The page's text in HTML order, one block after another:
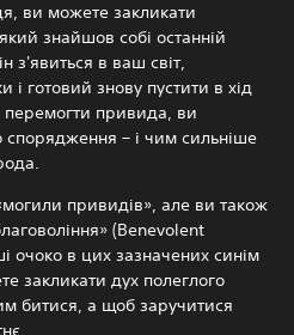
ви можете закликати
знайшов собі останній
з'явиться в ваш світ,
і готовий знову пустити в хід
привида, ви
спорядження – і чим сильніше
привидів», але ви також
(Benevolent
очоко в цих зазначених синім
закликати дух полеглого
битися, а щоб заручитися